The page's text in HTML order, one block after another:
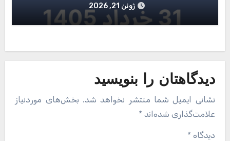
ژوئن 21, 2026
دیدگاهتان را بنویسید
نشانی ایمیل شما منتشر نخواهد شد. بخش‌های موردنیاز
علامت‌گذاری شده‌اند *
دیدگاه *